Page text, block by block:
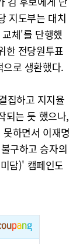
지도부는 대치
체'를 단행했
한 전당원투표
로 생환했다.
집하고 지지율
되는 듯 했으나,
하면서 이재명
구하고 승자의
담)' 캠페인도